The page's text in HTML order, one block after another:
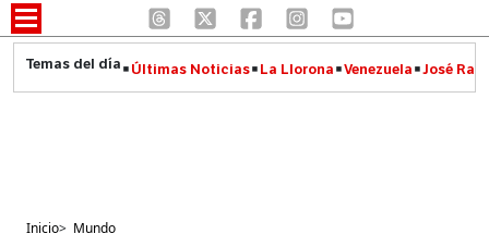
Últimas Noticias La Llorona Venezuela José
Inicio> Mundo